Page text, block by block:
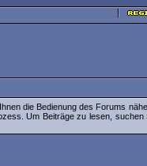
die Bedienung des Forums
Um Beiträge zu lesen,